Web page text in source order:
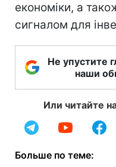
економіки, а
сигналом для
Не упустите
наши
Или читайте
Больше по теме: